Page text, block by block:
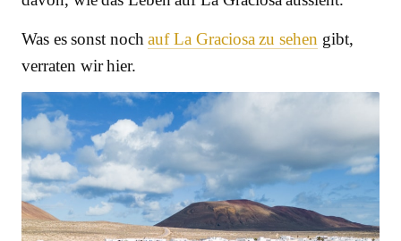
Was es sonst nochauf La Graciosa zu sehen gibt,
verraten wir hier.